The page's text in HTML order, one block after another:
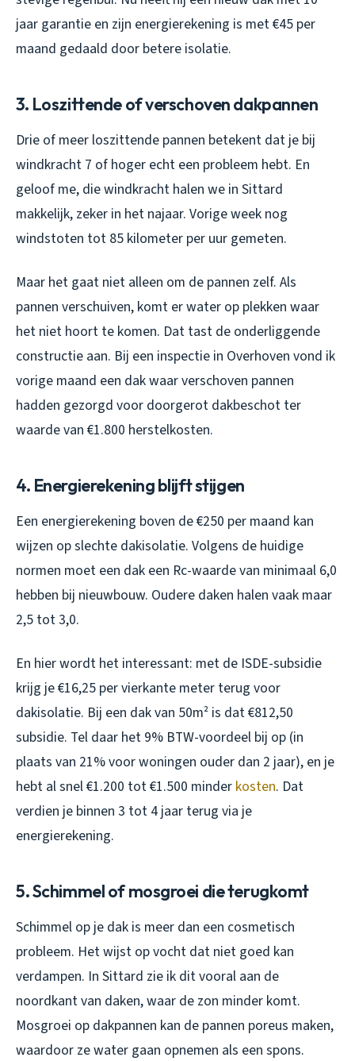
jaar garantie en zijn energierekening is met €45 per
maand gedaald door betere isolatie.
3. Loszittende of verschoven dakpannen
Drie of meer loszittende pannen betekent dat je bij
windkracht 7 of hoger echt een probleem hebt. En
geloof me, die windkracht halen we in Sittard
makkelijk, zeker in het najaar. Vorige week nog
windstoten tot 85 kilometer per uur gemeten.
Maar het gaat niet alleen om de pannen zelf. Als
pannen verschuiven, komt er water op plekken waar
het niet hoort te komen. Dat tast de onderliggende
constructie aan. Bij een inspectie in Overhoven vond ik
vorige maand een dak waar verschoven pannen
hadden gezorgd voor doorgerot dakbeschot ter
waarde van €1.800 herstelkosten.
4. Energierekening blijft stijgen
Een energierekening boven de €250 per maand kan
wijzen op slechte dakisolatie. Volgens de huidige
normen moet een dak een Rc-waarde van minimaal 6,0
hebben bij nieuwbouw. Oudere daken halen vaak maar
2,5 tot 3,0.
En hier wordt het interessant: met de ISDE-subsidie
krijg je €16,25 per vierkante meter terug voor
dakisolatie. Bij een dak van 50m² is dat €812,50
subsidie. Tel daar het 9% BTW-voordeel bij op (in
plaats van 21% voor woningen ouder dan 2 jaar), en je
hebt al snel €1.200 tot €1.500 minder kosten. Dat
verdien je binnen 3 tot 4 jaar terug via je
energierekening.
5. Schimmel of mosgroei die terugkomt
Schimmel op je dak is meer dan een cosmetisch
probleem. Het wijst op vocht dat niet goed kan
verdampen. In Sittard zie ik dit vooral aan de
noordkant van daken, waar de zon minder komt.
Mosgroei op dakpannen kan de pannen poreus maken,
waardoor ze water gaan opnemen als een spons.